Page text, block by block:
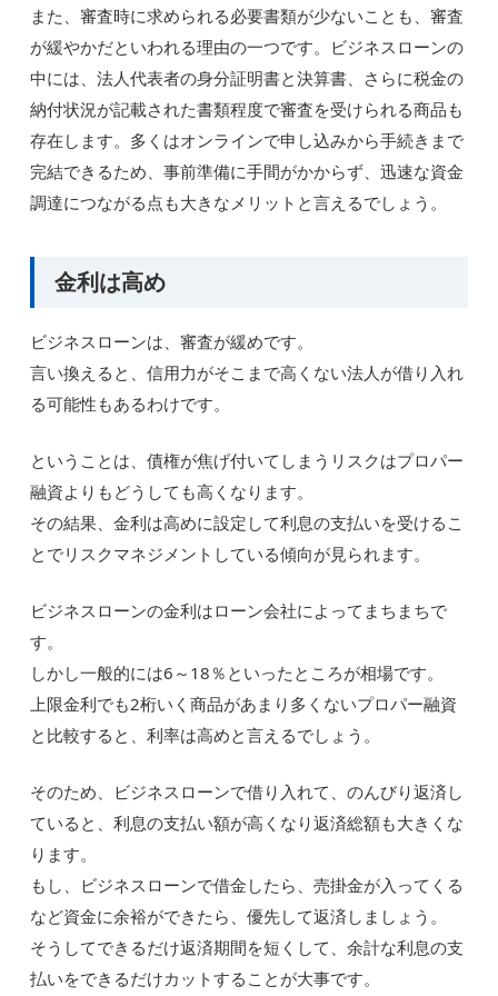
また、審査時に求められる必要書類が少ないことも、審査
が緩やかだといわれる理由の一つです。ビジネスローンの
中には、法人代表者の身分証明書と決算書、さらに税金の
納付状況が記載された書類程度で審査を受けられる商品も
存在します。多くはオンラインで申し込みから手続きまで
完結できるため、事前準備に手間がかからず、迅速な資金
調達につながる点も大きなメリットと言えるでしょう。
金利は高め
ビジネスローンは、審査が緩めです。
言い換えると、信用力がそこまで高くない法人が借り入れ
る可能性もあるわけです。
ということは、債権が焦げ付いてしまうリスクはプロパー
融資よりもどうしても高くなります。
その結果、金利は高めに設定して利息の支払いを受けるこ
とでリスクマネジメントしている傾向が見られます。
ビジネスローンの金利はローン会社によってまちまちで
す。
しかし一般的には6～18％といったところが相場です。
上限金利でも2桁いく商品があまり多くないプロパー融資
と比較すると、利率は高めと言えるでしょう。
そのため、ビジネスローンで借り入れて、のんびり返済し
ていると、利息の支払い額が高くなり返済総額も大きくな
ります。
もし、ビジネスローンで借金したら、売掛金が入ってくる
など資金に余裕ができたら、優先して返済しましょう。
そうしてできるだけ返済期間を短くして、余計な利息の支
払いをできるだけカットすることが大事です。